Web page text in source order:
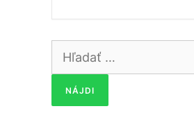
Hľadať: